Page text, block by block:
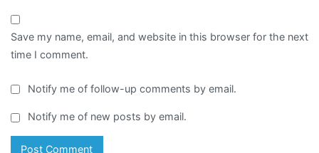
Save my name, email, and website in this browser for the next
time I comment.
Notify me of follow-up comments by email.
Notify me of new posts by email.